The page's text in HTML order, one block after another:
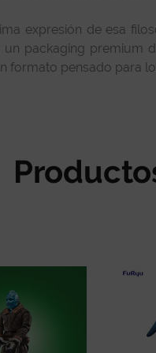
expresión de esa
packaging
formato pensado para